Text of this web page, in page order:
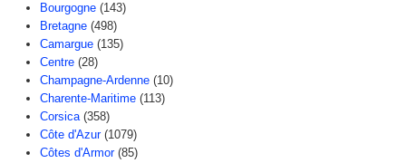
Bourgogne (143)
Bretagne (498)
Camargue (135)
Centre (28)
Champagne-Ardenne (10)
Charente-Maritime (113)
Corsica (358)
Côte d'Azur (1079)
Côtes d'Armor (85)